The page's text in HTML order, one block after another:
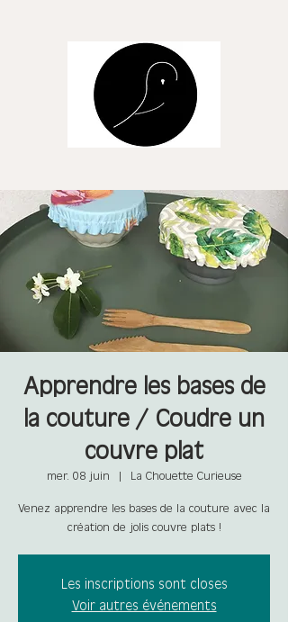
Apprendre les bases de
la couture / Coudre un
couvre plat
mer. 08 juin
  |
La Chouette Curieuse
Venez apprendre les bases de la couture avec la
création de jolis couvre plats !
Les inscriptions sont closes
Voir autres événements